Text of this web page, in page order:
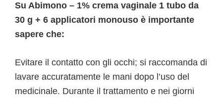
Su Abimono – 1% crema vaginale 1 tubo da
30 g + 6 applicatori monouso è importante
sapere che:
Evitare il contatto con gli occhi; si raccomanda di
lavare accuratamente le mani dopo l’uso del
medicinale. Durante il trattamento e nei giorni